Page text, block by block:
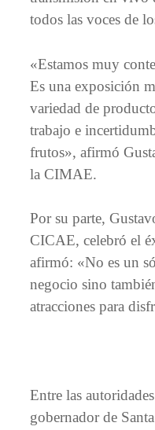
todos las voces de
«Estamos muy
Es una exposición
variedad de
trabajo e
frutos», afirmó
la CIMAE.
Por su parte,
CICAE, celebró el
afirmó: «No es un
negocio sino
atracciones para
Entre las
gobernador de